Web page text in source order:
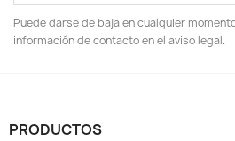
Puede darse de baja en cualquier
información de contacto en el aviso legal.
PRODUCTOS